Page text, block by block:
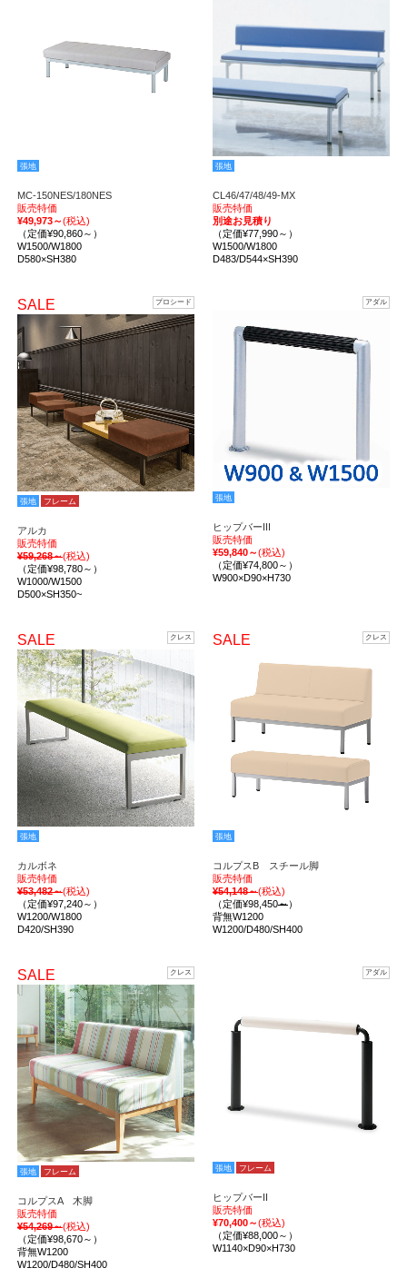
張地
MC-150NES/180NES
販売特価
¥49,973～(税込)
（定価¥90,860～）
W1500/W1800
D580×SH380
張地
CL46/47/48/49-MX
販売特価
別途お見積り
（定価¥77,990～）
W1500/W1800
D483/D544×SH390
SALE プロシード
張地 フレーム
アルカ
販売特価
¥59,268～(税込)
（定価¥98,780～）
W1000/W1500
D500×SH350~
アダル
張地
ヒップバーIII
販売特価
¥59,840～(税込)
（定価¥74,800～）
W900×D90×H730
SALE クレス
張地
カルボネ
販売特価
¥53,482～(税込)
（定価¥97,240～）
W1200/W1800
D420/SH390
SALE クレス
張地
コルプスB スチール脚
販売特価
¥54,148～(税込)
（定価¥98,450～）
背無W1200
W1200/D480/SH400
SALE クレス
張地 フレーム
コルプスA 木脚
販売特価
¥54,269～(税込)
（定価¥98,670～）
背無W1200
W1200/D480/SH400
アダル
張地 フレーム
ヒップバーII
販売特価
¥70,400～(税込)
（定価¥88,000～）
W1140×D90×H730